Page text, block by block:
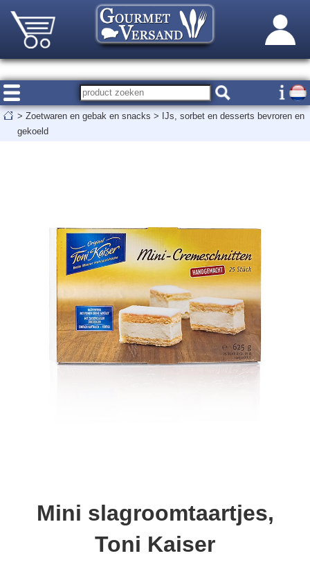
> Zoetwaren en gebak en snacks > IJs, sorbet en desserts bevroren en
gekoeld
Mini slagroomtaartjes,
Toni Kaiser